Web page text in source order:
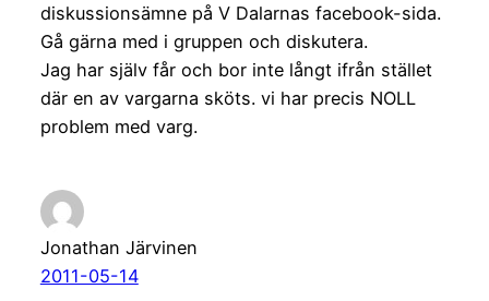
diskussionsämne på V Dalarnas facebook-sida.
Gå gärna med i gruppen och diskutera.
Jag har själv får och bor inte långt ifrån stället
där en av vargarna sköts. vi har precis NOLL
problem med varg.
Jonathan Järvinen
2011-05-14